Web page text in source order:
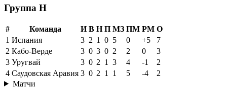
Группа H
# Команда И В Н П МЗ ПМ РМ О
1 Испания 3 2 1 0 5 0 +5
7
2 Кабо-Верде 3 0 3 0 2 2 0
3
3 Уругвай 3 0 2 1 3 4 -1
2
4 Саудовская Аравия 3 0 2 1 1 5 -4
2
Матчи